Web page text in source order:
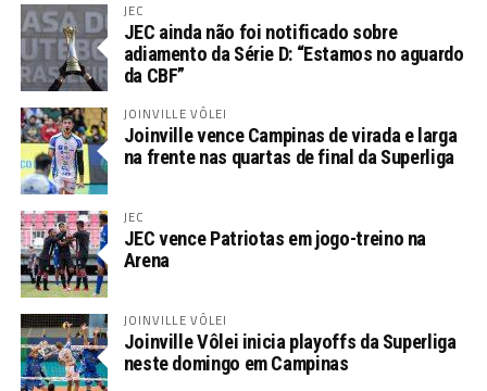
JEC
JEC ainda não foi notificado sobre
adiamento da Série D: “Estamos no aguardo
da CBF”
JOINVILLE VÔLEI
Joinville vence Campinas de virada e larga
na frente nas quartas de final da Superliga
JEC
JEC vence Patriotas em jogo-treino na
Arena
JOINVILLE VÔLEI
Joinville Vôlei inicia playoffs da Superliga
neste domingo em Campinas